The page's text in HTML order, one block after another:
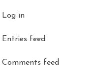
Log in
Entries feed
Comments feed